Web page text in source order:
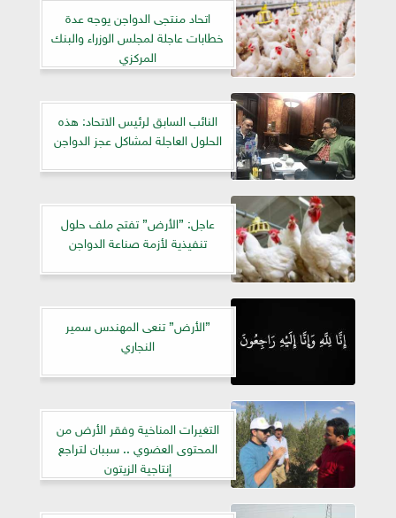
اتحاد منتجى الدواجن يوجه عدة
خطابات عاجلة لمجلس الوزراء والبنك
المركزي
النائب السابق لرئيس الاتحاد: هذه
الحلول العاجلة لمشاكل عجز الدواجن
عاجل: ”الأرض” تفتح ملف حلول
تنفيذية لأزمة صناعة الدواجن
”الأرض” تنعى المهندس سمير
النجاري
التغيرات المناخية وفقر الأرض من
المحتوى العضوي .. سببان لتراجع
إنتاجية الزيتون